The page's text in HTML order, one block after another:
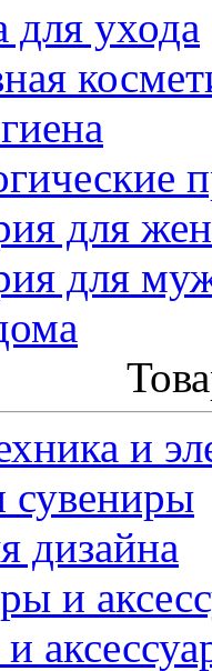
для ухода
для
для
и
сувениры
дизайна
и